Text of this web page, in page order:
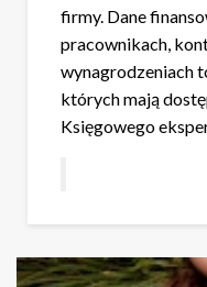
firmy. Dane
pracownikach,
wynagrodzeniach
których mają
Księgowego